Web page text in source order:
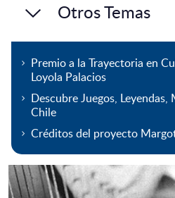
Otros Temas
Premio a la Trayectoria en
Loyola Palacios
Descubre Juegos, Leyendas,
Chile
Créditos del proyecto